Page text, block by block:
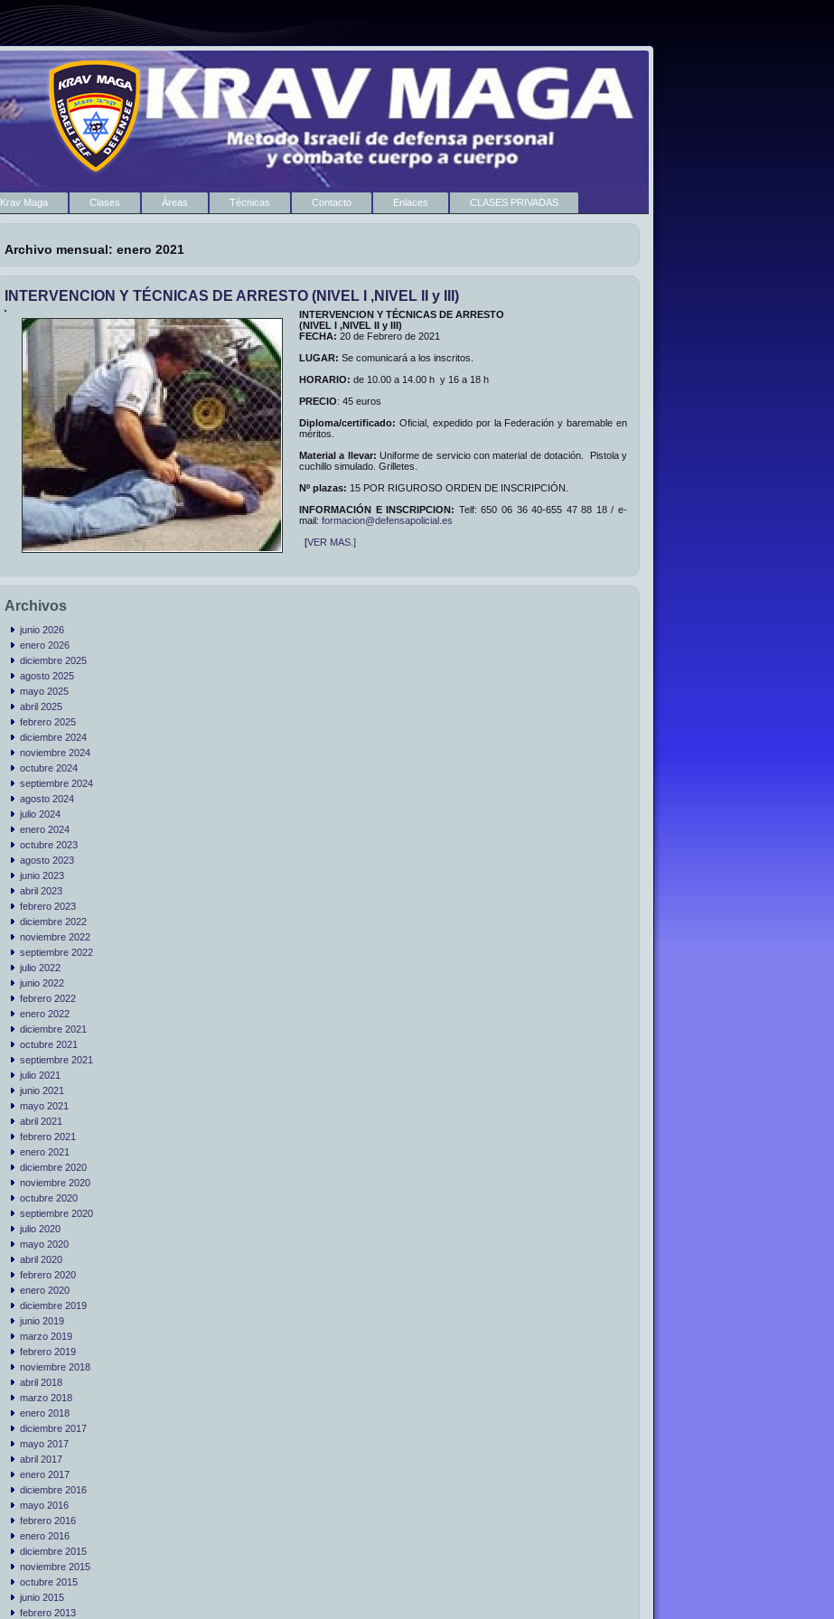
Krav Maga Clases Áreas Técnicas Contacto Enlaces CLASES PRIVADAS
Archivo mensual: enero 2021
INTERVENCION Y TÉCNICAS DE ARRESTO (NIVEL I ,NIVEL II y III)
INTERVENCION Y TÉCNICAS DE ARRESTO
(NIVEL I ,NIVEL II y III)
FECHA: 20 de Febrero de 2021
LUGAR: Se comunicará a los inscritos.
HORARIO: de 10.00 a 14.00 h y 16 a 18 h
PRECIO: 45 euros
Diploma/certificado: Oficial, expedido por la Federación y baremable en
méritos.
Material a llevar: Uniforme de servicio con material de dotación. Pistola y
cuchillo simulado. Grilletes.
Nº plazas: 15 POR RIGUROSO ORDEN DE INSCRIPCIÓN.
INFORMACIÓN E INSCRIPCION: Telf: 650 06 36 40-655 47 88 18 / e-
mail: formacion@defensapolicial.es
[VER MAS.]
Archivos
junio 2026
enero 2026
diciembre 2025
agosto 2025
mayo 2025
abril 2025
febrero 2025
diciembre 2024
noviembre 2024
octubre 2024
septiembre 2024
agosto 2024
julio 2024
enero 2024
octubre 2023
agosto 2023
junio 2023
abril 2023
febrero 2023
diciembre 2022
noviembre 2022
septiembre 2022
julio 2022
junio 2022
febrero 2022
enero 2022
diciembre 2021
octubre 2021
septiembre 2021
julio 2021
junio 2021
mayo 2021
abril 2021
febrero 2021
enero 2021
diciembre 2020
noviembre 2020
octubre 2020
septiembre 2020
julio 2020
mayo 2020
abril 2020
febrero 2020
enero 2020
diciembre 2019
junio 2019
marzo 2019
febrero 2019
noviembre 2018
abril 2018
marzo 2018
enero 2018
diciembre 2017
mayo 2017
abril 2017
enero 2017
diciembre 2016
mayo 2016
febrero 2016
enero 2016
diciembre 2015
noviembre 2015
octubre 2015
junio 2015
febrero 2013